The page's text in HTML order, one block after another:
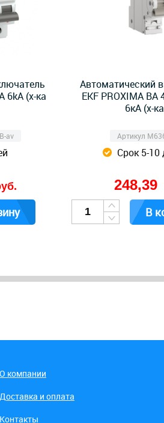
6kA (х-ка
av
Автоматический
EKF PROXIMA ВА
6кА (х-
Артикул
Срок 5-10
248,39
В
О компании
Доставка и оплата
Контакты